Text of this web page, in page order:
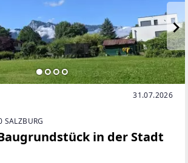
31.07.2026
SALZBURG
in der Stadt